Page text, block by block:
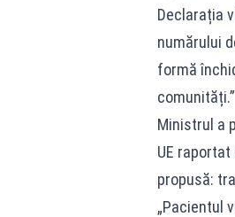
Declarația
numărului
formă
comunități.”
Ministrul a
UE
propusă:
„Pacientul